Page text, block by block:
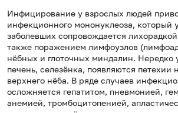
Инфицирование у взрослых людей
инфекционного мононуклеоза, который
заболевших сопровождается
также поражением лимфоузлов
нёбных и глоточных миндалин. Нередко
печень, селезёнка, появляются петехии
верхнего нёба. В ряде случаев
осложняется гепатитом, пневмонией,
анемией, тромбоцитопенией,